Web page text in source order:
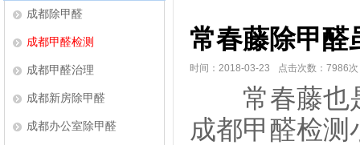
成都除甲醛
成都甲醛检测
成都甲醛治理
成都新房除甲醛
成都办公室除甲醛
常春藤除甲醛
时间：2018-03-23 点击次数：7986次
常春藤也是
成都甲醛检